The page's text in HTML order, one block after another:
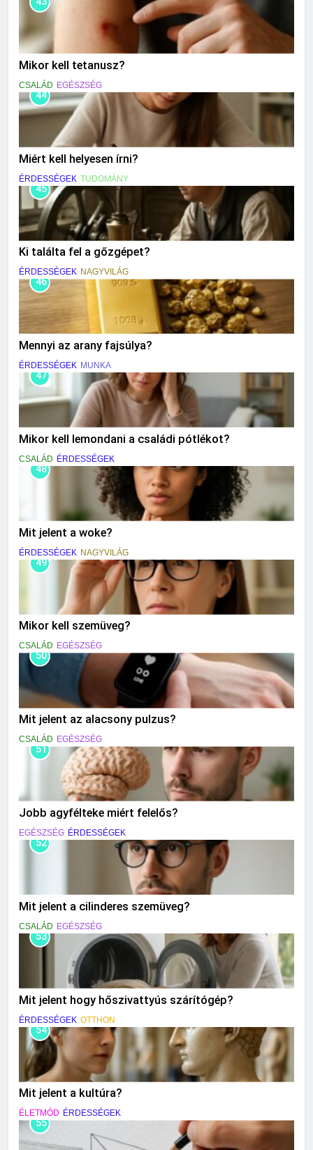
Mikor kell tetanusz?
CSALÁD EGÉSZSÉG
44
Miért kell helyesen írni?
ÉRDESSÉGEK TUDOMÁNY
45
Ki találta fel a gőzgépet?
ÉRDESSÉGEK NAGYVILÁG
46
Mennyi az arany fajsúlya?
ÉRDESSÉGEK MUNKA
47
Mikor kell lemondani a családi pótlékot?
CSALÁD ÉRDESSÉGEK
48
Mit jelent a woke?
ÉRDESSÉGEK NAGYVILÁG
49
Mikor kell szemüveg?
CSALÁD EGÉSZSÉG
50
Mit jelent az alacsony pulzus?
CSALÁD EGÉSZSÉG
51
Jobb agyfélteke miért felelős?
EGÉSZSÉG ÉRDESSÉGEK
52
Mit jelent a cilinderes szemüveg?
CSALÁD EGÉSZSÉG
53
Mit jelent hogy hőszivattyús szárítógép?
ÉRDESSÉGEK OTTHON
54
Mit jelent a kultúra?
ÉLETMÓD ÉRDESSÉGEK
55